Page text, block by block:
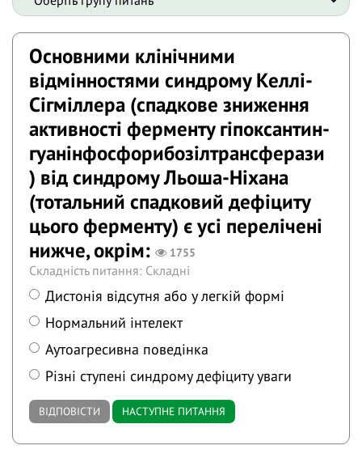
Основними клінічними
відмінностями синдрому Келлі-
Сігміллера (спадкове зниження
активності ферменту гіпоксантин-
гуанінфосфорибозілтрансферази
) від синдрому Льоша-Ніхана
(тотальний спадковий дефіциту
цього ферменту) є усі перелічені
нижче, окрім:
1755
Складність питання: Складні
Дистонія відсутня або у легкій формі
Нормальний інтелект
Аутоагресивна поведінка
Різні ступені синдрому дефіциту уваги
ВІДПОВІСТИ НАСТУПНЕ ПИТАННЯ